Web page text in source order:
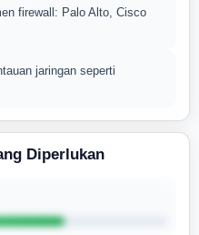
firewall: Palo Alto, Cisco
jaringan seperti
Diperlukan